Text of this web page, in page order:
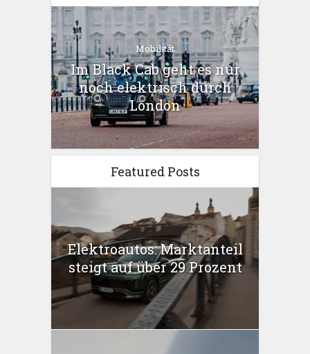
Mobilität
Im Black Cab geht es nur
noch elektrisch durch
London
Featured Posts
Elektroautos: Marktanteil
steigt auf über 29 Prozent